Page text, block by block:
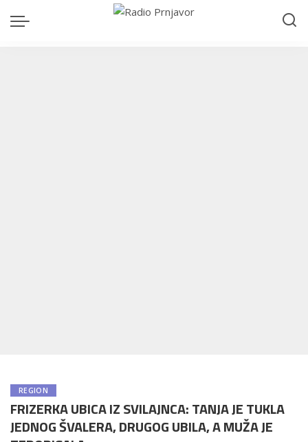
REGION
FRIZERKA UBICA IZ SVILAJNCA: TANJA JE TUKLA
JEDNOG ŠVALERA, DRUGOG UBILA, A MUŽA JE